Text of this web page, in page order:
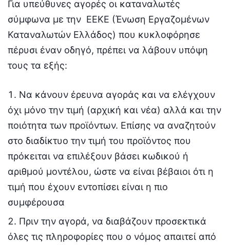
Για υπεύθυνες αγορές οι καταναλωτές
σύμφωνα με την ΕΕΚΕ (Ένωση Εργαζομένων
Καταναλωτών Ελλάδος) που κυκλοφόρησε
πέρυσι έναν οδηγό, πρέπει να λάβουν υπόψη
τους τα εξής:
Να κάνουν έρευνα αγοράς και να ελέγχουν
όχι μόνο την τιμή (αρχική και νέα) αλλά και την
ποιότητα των προϊόντων. Επίσης να αναζητούν
στο διαδίκτυο την τιμή του προϊόντος που
πρόκειται να επιλέξουν βάσει κωδικού ή
αριθμού μοντέλου, ώστε να είναι βέβαιοι ότι η
τιμή που έχουν εντοπίσει είναι η πιο
συμφέρουσα
Πριν την αγορά, να διαβάζουν προσεκτικά
όλες τις πληροφορίες που ο νόμος απαιτεί από